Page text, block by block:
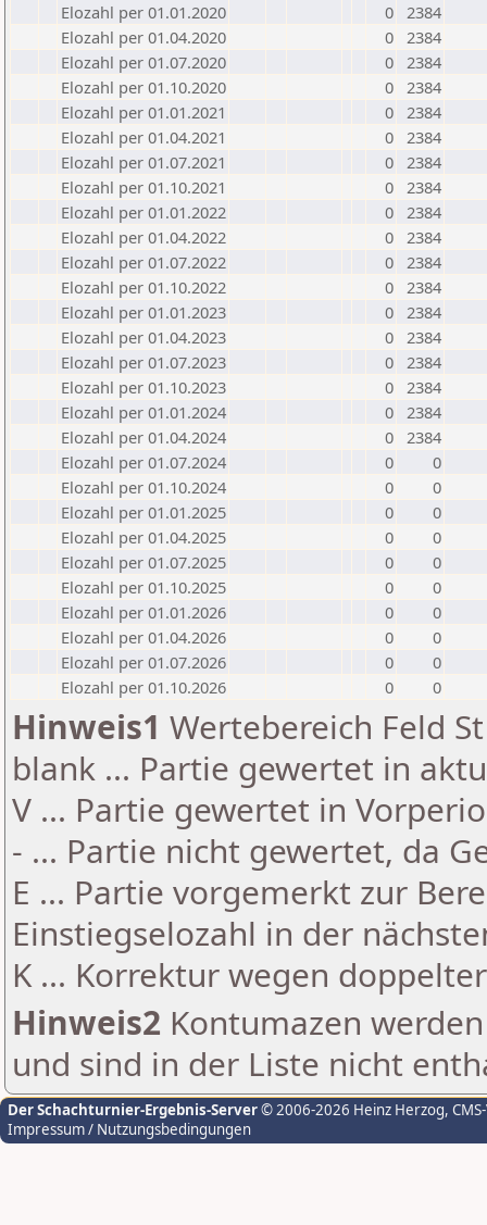
Elozahl per 01.01.2020
0 2384
Elozahl per 01.04.2020
0 2384
Elozahl per 01.07.2020
0 2384
Elozahl per 01.10.2020
0 2384
Elozahl per 01.01.2021
0 2384
Elozahl per 01.04.2021
0 2384
Elozahl per 01.07.2021
0 2384
Elozahl per 01.10.2021
0 2384
Elozahl per 01.01.2022
0 2384
Elozahl per 01.04.2022
0 2384
Elozahl per 01.07.2022
0 2384
Elozahl per 01.10.2022
0 2384
Elozahl per 01.01.2023
0 2384
Elozahl per 01.04.2023
0 2384
Elozahl per 01.07.2023
0 2384
Elozahl per 01.10.2023
0 2384
Elozahl per 01.01.2024
0 2384
Elozahl per 01.04.2024
0 2384
Elozahl per 01.07.2024
0
0
Elozahl per 01.10.2024
0
0
Elozahl per 01.01.2025
0
0
Elozahl per 01.04.2025
0
0
Elozahl per 01.07.2025
0
0
Elozahl per 01.10.2025
0
0
Elozahl per 01.01.2026
0
0
Elozahl per 01.04.2026
0
0
Elozahl per 01.07.2026
0
0
Elozahl per 01.10.2026
0 0
Hinweis1 Wertebereich Feld
blank ... Partie gewertet in
V ... Partie gewertet in
- ... Partie nicht gewertet, da
E ... Partie vorgemerkt zur
Einstiegselozahl in der
K ... Korrektur wegen
Hinweis2 Kontumazen
und sind in der Liste nicht
Der Schachturnier-Ergebnis-Server© 2006-2026 Heinz Herzog,
Impressum / Nutzungsbedingungen